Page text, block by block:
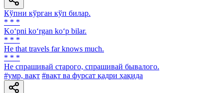
Кўпни кўрган кўп билар.
* * *
Ko‘pni ko‘rgan ko‘p bilar.
* * *
Не that travels far knows much.
* * *
He спрашивай старого, спрашивай бывалого.
#умр, вақт #вақт ва фурсат қадри ҳақида